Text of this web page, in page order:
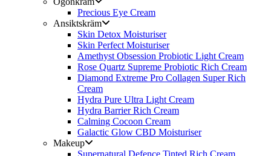
Precious Eye Cream
Ansiktskräm
Skin Detox Moisturiser
Skin Perfect Moisturiser
Amethyst Obsession Probiotic Light Cream
Rose Quartz Supreme Probiotic Rich Cream
Diamond Extreme Pro Collagen Super Rich
Cream
Hydra Pure Ultra Light Cream
Hydra Barrier Rich Cream
Calming Cocoon Cream
Galactic Glow CBD Moisturiser
Makeup
Supernatural Defence Tinted Rich Cream